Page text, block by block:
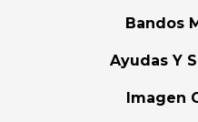
Bandos
Ayudas Y
Imagen